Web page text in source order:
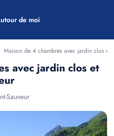
de moi
Maison de 4 chambres avec jardin clos et
avec jardin clos et
Sauveur